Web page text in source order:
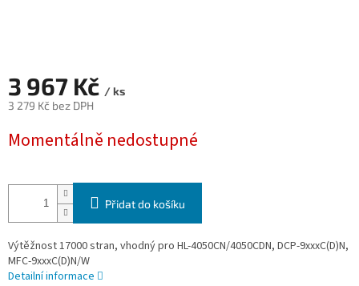
3 967 Kč / ks
3 279 Kč bez DPH
cena:
Momentálně nedostupné
Přidat do košíku
Výtěžnost 17000 stran, vhodný pro HL-4050CN/4050CDN, DCP-9xxxC(D)N,
MFC-9xxxC(D)N/W
Detailní informace